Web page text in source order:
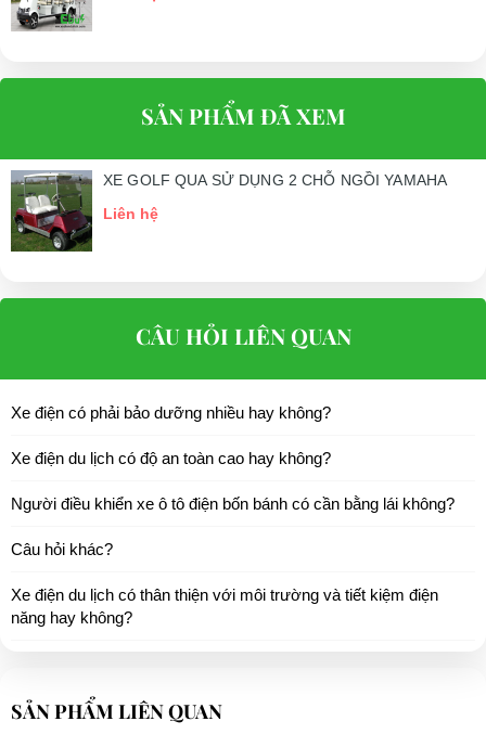
SẢN PHẨM ĐÃ XEM
XE GOLF QUA SỬ DỤNG 2 CHỖ NGỒI YAMAHA
Liên hệ
CÂU HỎI LIÊN QUAN
Xe điện có phải bảo dưỡng nhiều hay không?
Xe điện du lịch có độ an toàn cao hay không?
Người điều khiển xe ô tô điện bốn bánh có cần bằng lái không?
Câu hỏi khác?
Xe điện du lịch có thân thiện với môi trường và tiết kiệm điện
năng hay không?
SẢN PHẨM LIÊN QUAN